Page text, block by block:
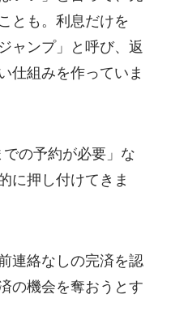
とも。利息だけを
ャンプ」と呼び、返
仕組みを作っていま
の予約が必要」な
に押し付けてきま
連絡なしの完済を認
の機会を奪おうとす